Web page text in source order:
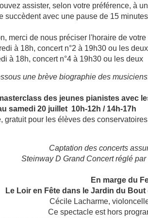
assister, selon votre préférence, à
succèdent avec une pause de 15
merci de nous préciser l'horaire de votre
à 18h, concert n°2 à 19h30 ou les
à 18h, concert n°4 à 19h30 ou les deux
une brève biographie des
des jeunes pianistes avec
samedi 20 juillet 10h-12h / 14h-17h
gratuit pour les élèves des
Captation des concerts
Steinway D Grand Concert réglé
En marge du
Le Loir en Fête dans le Jardin du
Cécile Lacharme,
Ce spectacle est hors